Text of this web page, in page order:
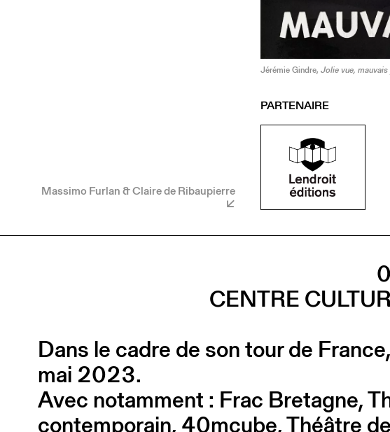
Massimo Furlan & Claire de Ribaupierre
Jérémie Gindre, Jolie vue,
PARTENAIRE
CENTRE
Dans le cadre de son tour de
mai 2023.
Avec notamment : Frac Bretagne,
contemporain, 40mcube, Théâtre